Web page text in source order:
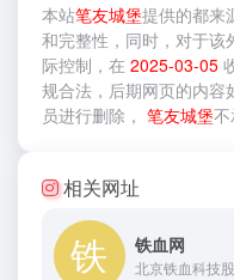
本站笔友城堡提供的都来
和完整性，同时，对于该
际控制，在 2025-03-05
规合法，后期网页的内容
员进行删除， 笔友城堡不
相关网址
铁血网